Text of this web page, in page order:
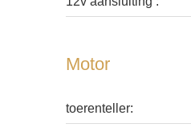
Motor
toerenteller: